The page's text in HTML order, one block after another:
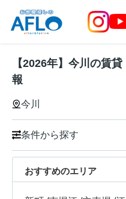
【2026年】今川の賃
報
今川
条件から探す
おすすめのエリア